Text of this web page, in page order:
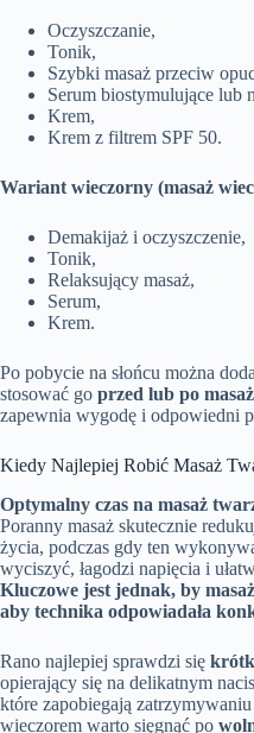
Oczyszczanie,
Tonik,
Szybki masaż przeciw
Serum biostymulujące lub
Krem,
Krem z filtrem SPF 50.
Wariant wieczorny (masaż
Demakijaż i oczyszczenie,
Tonik,
Relaksujący masaż,
Serum,
Krem.
Po pobycie na słońcu można
stosować go przed lub po
zapewnia wygodę i odpowiedni
Kiedy Najlepiej Robić Masaż
Optymalny czas na masaż
Poranny masaż skutecznie
życia, podczas gdy ten
wyciszyć, łagodzi napięcia i
Kluczowe jest jednak, by
aby technika odpowiadała
Rano najlepiej sprawdzi się
opierający się na delikatnym
które zapobiegają
wieczorem warto sięgnąć po